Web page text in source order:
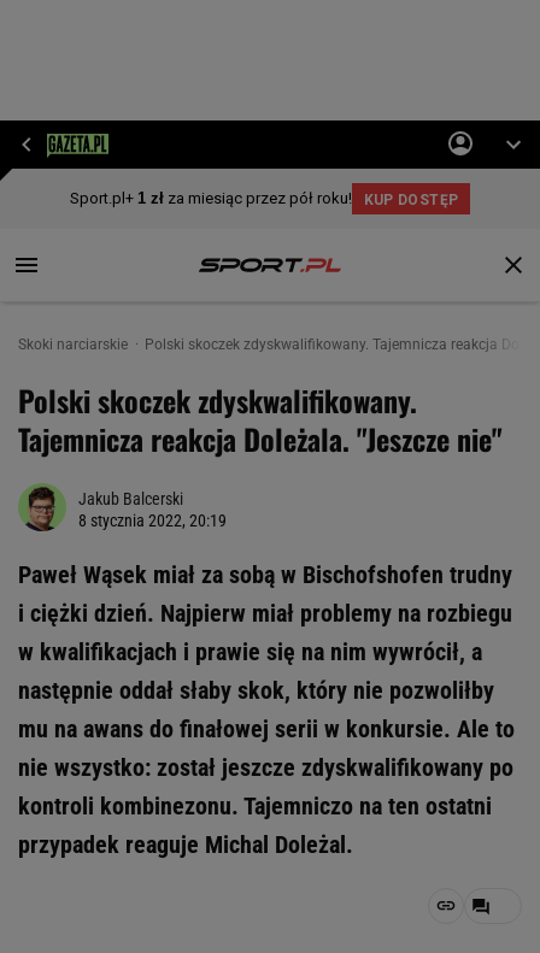
Skoki narciarskie Polski skoczek zdyskwalifikowany. Tajemnicza reakcja
Polski skoczek zdyskwalifikowany.
Tajemnicza reakcja Doleżala. "Jeszcze nie"
Jakub Balcerski
8 stycznia 2022, 20:19
Paweł Wąsek miał za sobą w Bischofshofen trudny
i ciężki dzień. Najpierw miał problemy na rozbiegu
w kwalifikacjach i prawie się na nim wywrócił, a
następnie oddał słaby skok, który nie pozwoliłby
mu na awans do finałowej serii w konkursie. Ale to
nie wszystko: został jeszcze zdyskwalifikowany po
kontroli kombinezonu. Tajemniczo na ten ostatni
przypadek reaguje Michal Doleżal.